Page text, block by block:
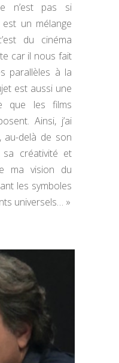
n’est pas si
un mélange
du cinéma
car il nous fait
parallèles à la
est aussi une
que les films
Ainsi, j’ai
au-delà de son
sa créativité et
ma vision du
les symboles
universels… »